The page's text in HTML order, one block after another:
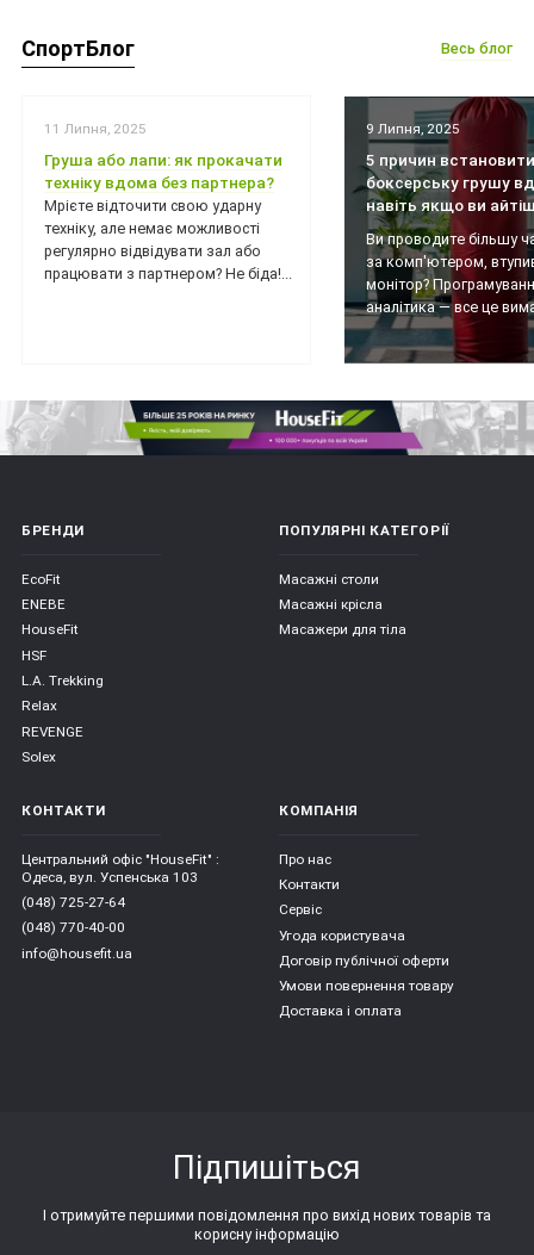
СпортБлог Весь блог
11 Липня, 2025
Груша або лапи: як прокачати
техніку вдома без партнера?
Мрієте відточити свою ударну
техніку, але немає можливості
регулярно відвідувати зал або
працювати з партнером? Не біда!...
9 Липня, 2025
5 причин встановити
боксерську грушу
навіть якщо ви
Ви проводите більшу
за комп'ютером,
монітор?
аналітика — все це
БРЕНДИ
EcoFit
ENEBE
HouseFit
HSF
L.A. Trekking
Relax
REVENGE
Solex
ПОПУЛЯРНІ КАТЕГОРІЇ
Масажні столи
Масажні крісла
Масажери для тіла
КОНТАКТИ
Центральний офіс "HouseFit" :
Одеса, вул. Успенська 103
(048) 725-27-64
(048) 770-40-00
info@housefit.ua
КОМПАНІЯ
Про нас
Контакти
Сервіс
Угода користувача
Договір публічної оферти
Умови повернення товару
Доставка і оплата
Підпишіться
І отримуйте першими повідомлення про вихід нових товарів та
корисну інформацію